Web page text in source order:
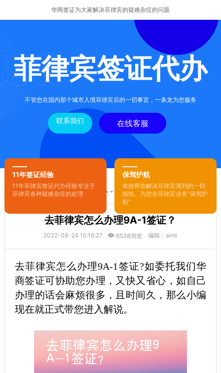
华商签证为大家解决菲律宾的疑难杂症的问题
菲律宾签证代办
不管您在国内那个城市入境菲律宾后的一切事宜，一条龙为您服务
联系我们 在线客服
11年签证经验
11年菲律宾签证代办经验专注于
菲律宾各种疑难杂症的处理
保驾护航
有效帮你解决菲律宾遇到的一切
烦恼。为您在菲律宾业务“保驾护
航”
您的位置：首页-菲律宾签证代办- 正文
去菲律宾怎么办理9A-1签证？
2022-08-24 15:16:27 6538浏览 编辑：aimi
去菲律宾怎么办理9A-1签证?如委托我们华
商签证可协助您办理，又快又省心，如自己
办理的话会麻烦很多，且时间久，那么小编
现在就正式带您进入解说。